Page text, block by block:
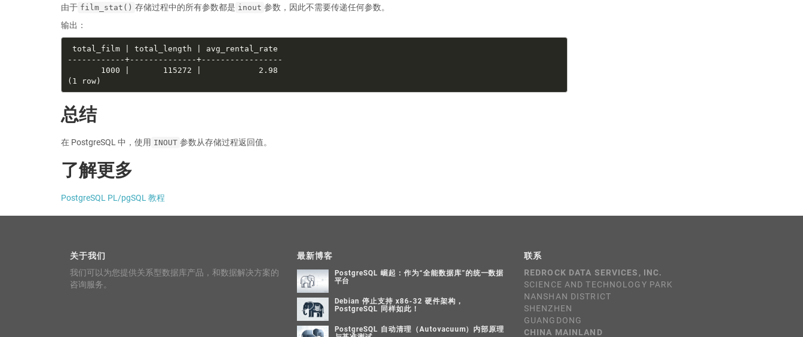
由于 film_stat() 存储过程中的所有参数都是 inout 参数，因此不需要传递任何参数。
输出：
总结
在 PostgreSQL 中，使用 INOUT 参数从存储过程返回值。
了解更多
PostgreSQL PL/pgSQL 教程
关于我们
我们可以为您提供关系型数据库产品，和数据解决方案的
咨询服务。
最新博客
PostgreSQL 崛起：作为“全能数据库”的统一数据
平台
Debian 停止支持 x86-32 硬件架构，
PostgreSQL 同样如此！
PostgreSQL 自动清理（Autovacuum）内部原理
联系
REDROCK DATA SERVICES, INC.
SCIENCE AND TECHNOLOGY PARK
NANSHAN DISTRICT
SHENZHEN
GUANGDONG
CHINA MAINLAND